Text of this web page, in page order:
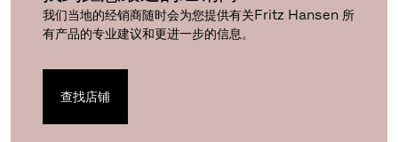
我们当地的经销商随时会为您提供有关Fritz Hansen 所
有产品的专业建议和更进一步的信息。
查找店铺